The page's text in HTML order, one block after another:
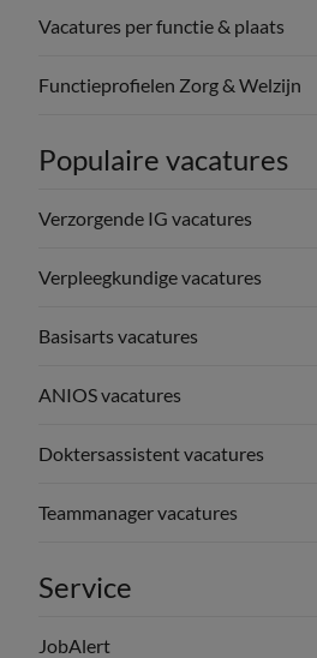
Vacatures per functie & plaats
Functieprofielen Zorg & Welzijn
Populaire vacatures
Verzorgende IG vacatures
Verpleegkundige vacatures
Basisarts vacatures
ANIOS vacatures
Doktersassistent vacatures
Teammanager vacatures
Service
JobAlert